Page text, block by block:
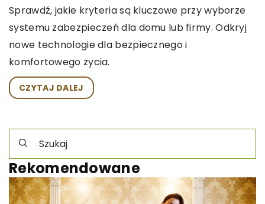
Sprawdź, jakie kryteria są kluczowe przy wyborze
systemu zabezpieczeń dla domu lub firmy. Odkryj
nowe technologie dla bezpiecznego i
komfortowego życia.
CZYTAJ DALEJ
Rekomendowane